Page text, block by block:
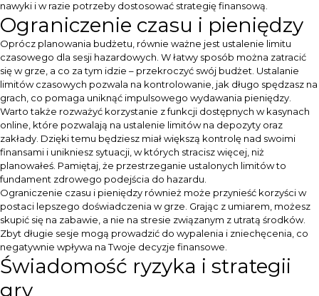
nawyki i w razie potrzeby dostosować strategię finansową.
Ograniczenie czasu i pieniędzy
Oprócz planowania budżetu, równie ważne jest ustalenie limitu
czasowego dla sesji hazardowych. W łatwy sposób można zatracić
się w grze, a co za tym idzie – przekroczyć swój budżet. Ustalanie
limitów czasowych pozwala na kontrolowanie, jak długo spędzasz na
grach, co pomaga uniknąć impulsowego wydawania pieniędzy.
Warto także rozważyć korzystanie z funkcji dostępnych w kasynach
online, które pozwalają na ustalenie limitów na depozyty oraz
zakłady. Dzięki temu będziesz miał większą kontrolę nad swoimi
finansami i unikniesz sytuacji, w których stracisz więcej, niż
planowałeś. Pamiętaj, że przestrzeganie ustalonych limitów to
fundament zdrowego podejścia do hazardu.
Ograniczenie czasu i pieniędzy również może przynieść korzyści w
postaci lepszego doświadczenia w grze. Grając z umiarem, możesz
skupić się na zabawie, a nie na stresie związanym z utratą środków.
Zbyt długie sesje mogą prowadzić do wypalenia i zniechęcenia, co
negatywnie wpływa na Twoje decyzje finansowe.
Świadomość ryzyka i strategii
gry